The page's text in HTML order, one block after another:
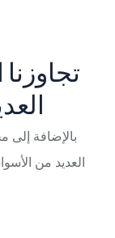
بالإضافة إلى
العديد من